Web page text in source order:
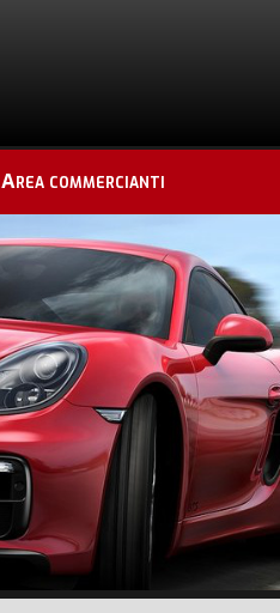
Area commercianti